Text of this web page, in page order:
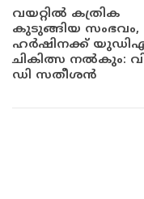
വയറ്റിൽ കത്രിക
കുടുങ്ങിയ സംഭവം,
ഹർഷിനക്ക്
ചികിത്സ നൽകും:
ഡി സതീശൻ